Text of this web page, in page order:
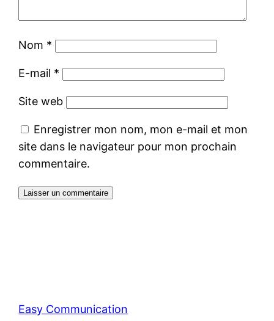
Nom *
E-mail *
Site web
Enregistrer mon nom, mon e-mail et mon
site dans le navigateur pour mon prochain
commentaire.
Easy Communication